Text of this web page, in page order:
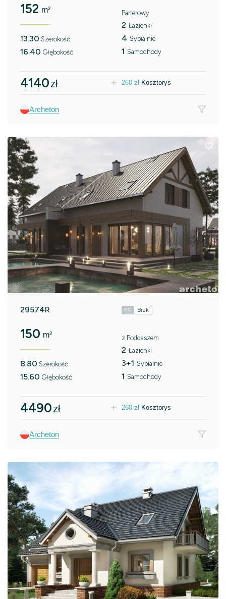
152 m²
13.30 Szerokość
16.40 Głębokość
Parterowy
2 Łazienki
4 Sypialnie
1 Samochody
4140zł 260 zł Kosztorys
Archeton
29574R KC Brak
150 m²
8.80 Szerokość
15.60 Głębokość
z Poddaszem
2 Łazienki
3+1 Sypialnie
1 Samochody
4490zł 260 zł Kosztorys
Archeton